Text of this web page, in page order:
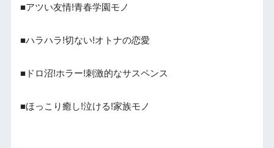
■アツい友情!青春学園モノ
■ハラハラ!切ない!オトナの恋愛
■ドロ沼!ホラー!刺激的なサスペンス
■ほっこり癒し!泣ける!家族モノ